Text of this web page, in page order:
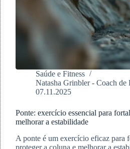
Saúde e Fitness
Natasha Grinbler - Coach de
07.11.2025
Ponte: exercício essencial para
melhorar a estabilidade
A ponte é um exercício eficaz para
proteger a coluna e melhorar a